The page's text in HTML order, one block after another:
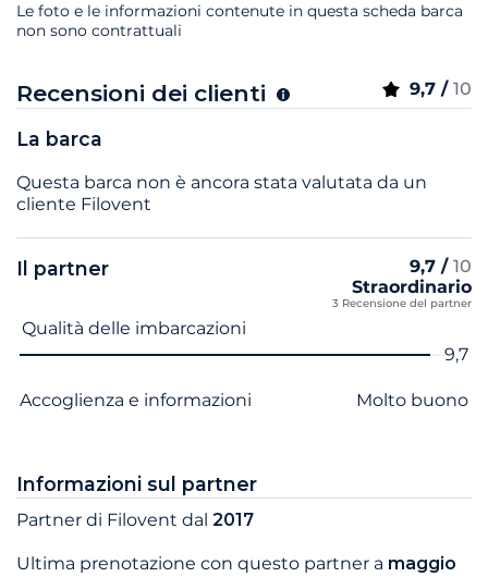
Le foto e le informazioni contenute in questa scheda barca
non sono contrattuali
Recensioni dei clienti 9,7 / 10
La barca
Questa barca non è ancora stata valutata da un
cliente Filovent
Il partner 9,7 / 10
Straordinario
3 Recensione del partner
Nome del criterio Voto
Qualità delle imbarcazioni
9,7
Accoglienza e informazioni Molto buono
Informazioni sul partner
Partner di Filovent dal 2017
Ultima prenotazione con questo partner a maggio